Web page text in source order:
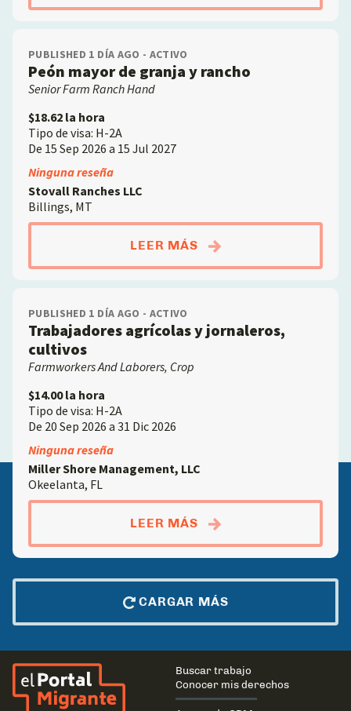
PUBLISHED 1 DÍA AGO - ACTIVO
Peón mayor de granja y rancho
Senior Farm Ranch Hand
$18.62 la hora
Tipo de visa: H-2A
De 15 Sep 2026 a 15 Jul 2027
Ninguna reseña
Stovall Ranches LLC
Billings, MT
LEER MÁS ABOUTPEÓN MAYOR
PUBLISHED 1 DÍA AGO - ACTIVO
Trabajadores agrícolas y jornaleros,
cultivos
Farmworkers And Laborers, Crop
$14.00 la hora
Tipo de visa: H-2A
De 20 Sep 2026 a 31 Dic 2026
Ninguna reseña
Miller Shore Management, LLC
Okeelanta, FL
LEER MÁS
CARGAR MÁS
El Portal Migrante
Main
navigation
Buscar trabajo
Conocer mis derechos